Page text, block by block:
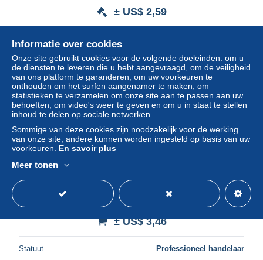
± US$ 2,59
Statuut
A5510 Italy Chioggia Canal of Vena
± US$ 3,46
Statuut Professioneel handelaar
Informatie over cookies
Onze site gebruikt cookies voor de volgende doeleinden: om u
de diensten te leveren die u hebt aangevraagd, om de veiligheid
van ons platform te garanderen, om uw voorkeuren te
onthouden om het surfen aangenamer te maken, om
statistieken te verzamelen om onze site aan te passen aan uw
behoeften, om video's weer te geven en om u in staat te stellen
inhoud te delen op sociale netwerken.
Sommige van deze cookies zijn noodzakelijk voor de werking
van onze site, andere kunnen worden ingesteld op basis van uw
voorkeuren. En savoir plus
Meer tonen